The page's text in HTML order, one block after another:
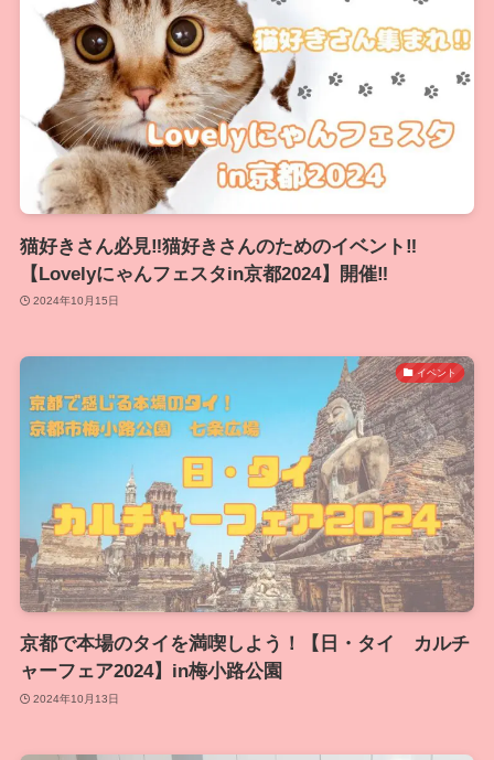
猫好きさん必見‼猫好きさんのためのイベント‼
【Lovelyにゃんフェスタin京都2024】開催‼
2024年10月15日
イベント
京都で本場のタイを満喫しよう！【日・タイ カルチ
ャーフェア2024】in梅小路公園
2024年10月13日